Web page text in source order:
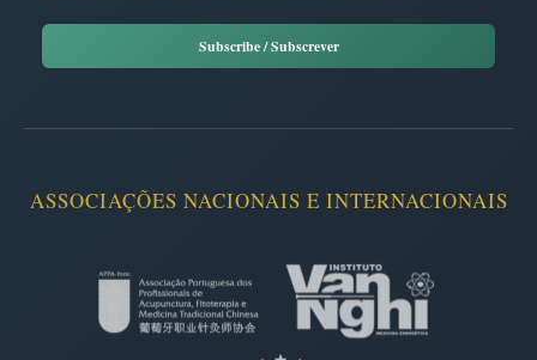
ASSOCIAÇÕES NACIONAIS E INTERNACIONAIS